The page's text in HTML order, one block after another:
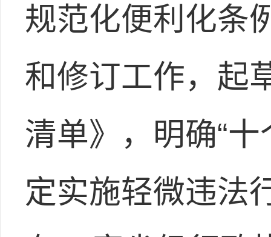
规范化便利化条
和修订工作，起
清单》，明确“
定实施轻微违法